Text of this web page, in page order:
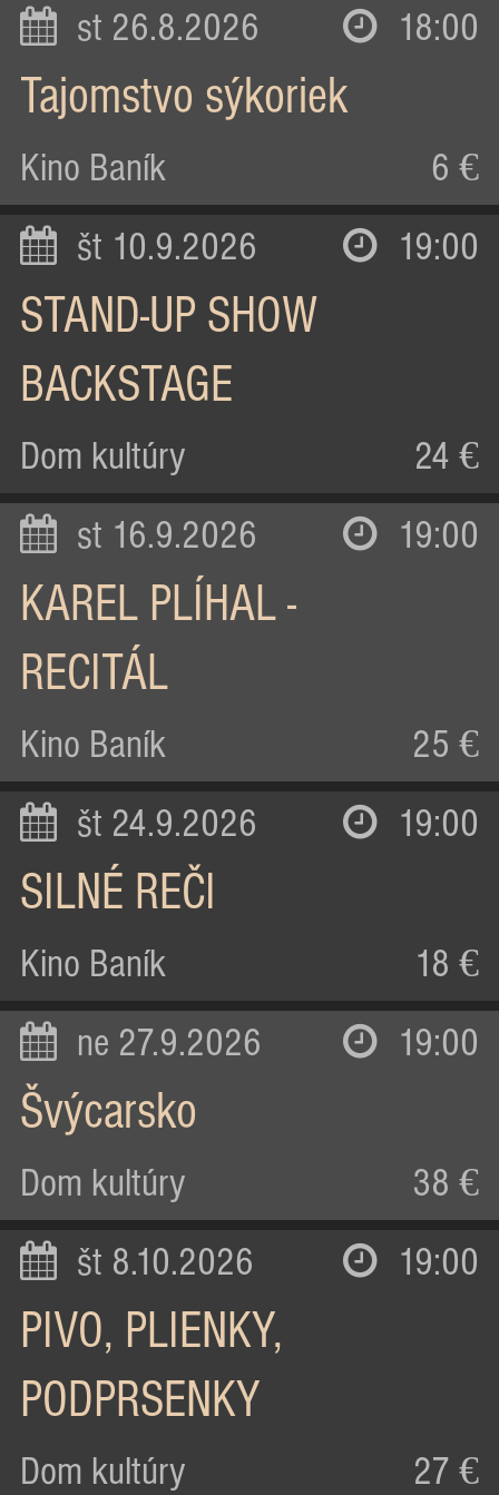
st 26.8.2026 18:00
Tajomstvo sýkoriek
Kino Baník 6 €
št 10.9.2026 19:00
STAND-UP SHOW
BACKSTAGE
Dom kultúry 24 €
st 16.9.2026 19:00
KAREL PLÍHAL -
RECITÁL
Kino Baník 25 €
št 24.9.2026 19:00
SILNÉ REČI
Kino Baník 18 €
ne 27.9.2026 19:00
Švýcarsko
Dom kultúry 38 €
št 8.10.2026 19:00
PIVO, PLIENKY,
PODPRSENKY
Dom kultúry 27 €